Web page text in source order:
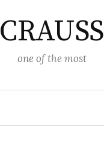
CRAUSS
one of the most